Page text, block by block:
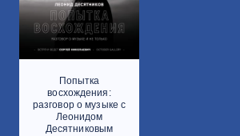
Попытка
восхождения:
разговор о музыке с
Леонидом
Десятниковым